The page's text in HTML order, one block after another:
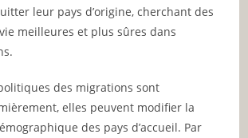
leur pays d’origine, cherchant des
meilleures et plus sûres dans
des migrations sont
elles peuvent modifier la
des pays d’accueil. Par